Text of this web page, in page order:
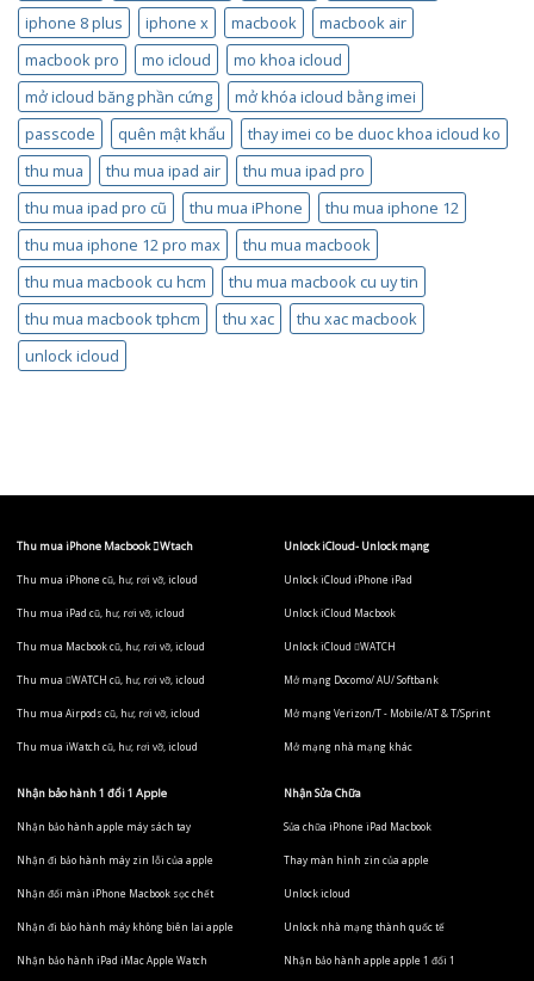
iphone 8 plus
iphone x macbook
macbook air
macbook pro
mo icloud
mo khoa icloud
mở icloud băng phần cứng
mở khóa icloud bằng imei
passcode
quên mật khẩu
thay imei co be duoc khoa icloud ko
thu mua
thu mua ipad air
thu mua ipad pro
thu mua ipad pro cũ
thu mua iPhone
thu mua iphone 12
thu mua iphone 12 pro max
thu mua macbook
thu mua macbook cu hcm
thu mua macbook cu uy tin
thu mua macbook tphcm
thu xac
thu xac macbook
unlock icloud
Thu mua iPhone Macbook Wtach
Thu mua iPhone cũ, hư, rơi vỡ, icloud
Thu mua iPad cũ, hư, rơi vỡ, icloud
Thu mua Macbook cũ, hư, rơi vỡ, icloud
Thu mua WATCH cũ, hư, rơi vỡ, icloud
Thu mua Airpods cũ, hư, rơi vỡ, icloud
Thu mua iWatch cũ, hư, rơi vỡ, icloud
Unlock iCloud- Unlock mạng
Unlock iCloud iPhone iPad
Unlock iCloud Macbook
Unlock iCloud WATCH
Mở mạng Docomo/ AU/ Softbank
Mở mạng Verizon/T - Mobile/AT & T/Sprint
Mở mạng nhà mạng khác
Nhận bảo hành 1 đổi 1 Apple
Nhận bảo hành apple máy sách tay
Nhận đi bảo hành máy zin lỗi của apple
Nhận đổi màn iPhone Macbook sọc chết
Nhận đi bảo hành máy không biên lai apple
Nhận bảo hành iPad iMac Apple Watch
Nhận Sửa Chữa
Sửa chữa iPhone iPad Macbook
Thay màn hình zin của apple
Unlock icloud
Unlock nhà mạng thành quốc tế
Nhận bảo hành apple apple 1 đổi 1